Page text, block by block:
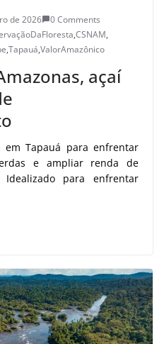
de 2026
0 Comments
,CSNAM,
,Tapauá,ValorAmazônico
açaí
em Tapauá para enfrentar
e ampliar renda de
Idealizado para enfrentar